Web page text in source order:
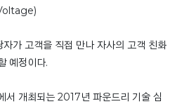
가 고객을 직접 만나 자사의 고객 친화
예정이다.
서 개최되는 2017년 파운드리 기술 심